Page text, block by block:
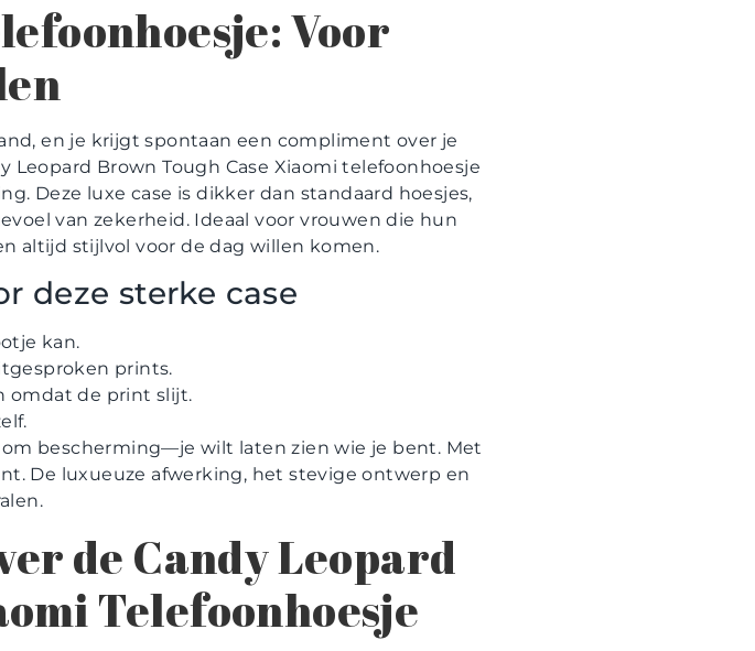
Voor
en je krijgt spontaan een compliment over je
Brown Tough Case Xiaomi telefoonhoesje
Deze luxe case is dikker dan standaard hoesjes,
van zekerheid. Ideaal voor vrouwen die hun
altijd stijlvol voor de dag willen komen.
deze sterke case
kan.
prints.
omdat de print slijt.
bescherming—je wilt laten zien wie je bent. Met
De luxueuze afwerking, het stevige ontwerp en
de Candy Leopard
Telefoonhoesje